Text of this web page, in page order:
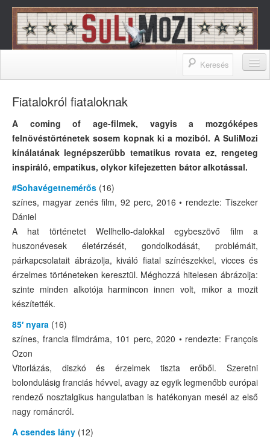
SuliMozi – A Budapest Film Zrt.
iskolai programja
Filmesek a SuliMoziról
Pedagógusok a SuliMoziról
SuliMozisok mondták
Cikkek a SuliMoziról
Az OFOE ajánlása
FILMEK
Hot topic
Fedezd fel a mozit!
Fiatalokról fiataloknak
Dokumentumfilmek
Magyar filmtöri
Kultfilmek
Fiatalokról fiataloknak
A coming of age-filmek, vagyis a mozgóképes
felnövéstörténetek sosem kopnak ki a moziból. A SuliMozi
kínálatának legnépszerűbb tematikus rovata ez, rengeteg
inspiráló, empatikus, olykor kifejezetten bátor alkotással.
#Sohavégetnemérős (16)
színes, magyar zenés film, 92 perc, 2016 • rendezte: Tiszeker
Dániel
A hat történetet Wellhello-dalokkal egybeszövő film a
huszonévesek életérzését, gondolkodását, problémáit,
párkapcsolatait ábrázolja, kiváló fiatal színészekkel, vicces és
érzelmes történeteken keresztül. Méghozzá hitelesen ábrázolja:
szinte minden alkotója harmincon innen volt, mikor a mozit
készítették.
85′ nyara (16)
színes, francia filmdráma, 101 perc, 2020 • rendezte: François
Ozon
Vitorlázás, diszkó és érzelmek tiszta erőből. Szeretni
bolondulásig franciás hévvel, avagy az egyik legmenőbb európai
rendező nosztalgikus hangulatban is hatékonyan mesél az első
nagy románcról.
A csendes lány (12)